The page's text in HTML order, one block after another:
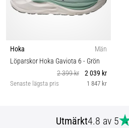
Hoka
Män
Löparskor Hoka Gaviota 6 - Grön
2 399 kr
2 039 kr
Senaste lägsta pris 1 847 kr
Utmärkt4.8 av 5